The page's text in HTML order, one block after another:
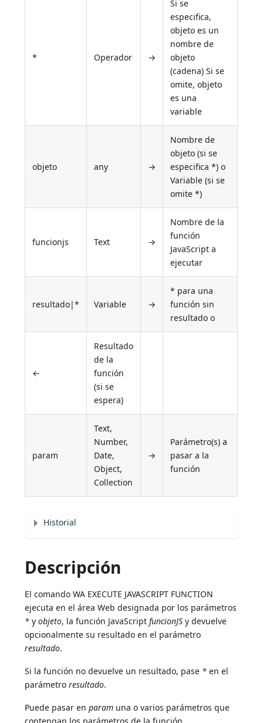
* Operador →
Si se
especifica,
objeto es un
nombre de
objeto
(cadena) Si se
omite, objeto
es una
variable
objeto any →
Nombre de
objeto (si se
especifica *) o
Variable (si se
omite *)
funcionjs Text →
Nombre de la
función
JavaScript a
ejecutar
resultado|* Variable →
* para una
función sin
resultado o
←
Resultado
de la
función
(si se
espera)
param
Text,
Number,
Date,
Object,
Collection
→
Parámetro(s) a
pasar a la
función
Historial
Descripción
El comando WA EXECUTE JAVASCRIPT FUNCTION
ejecuta en el área Web designada por los parámetros
* yobjeto, la función JavaScriptfuncionJS y devuelve
opcionalmente su resultado en el parámetro
resultado.
Si la función no devuelve un resultado, pase * en el
parámetroresultado.
Puede pasar enparam una o varios parámetros que